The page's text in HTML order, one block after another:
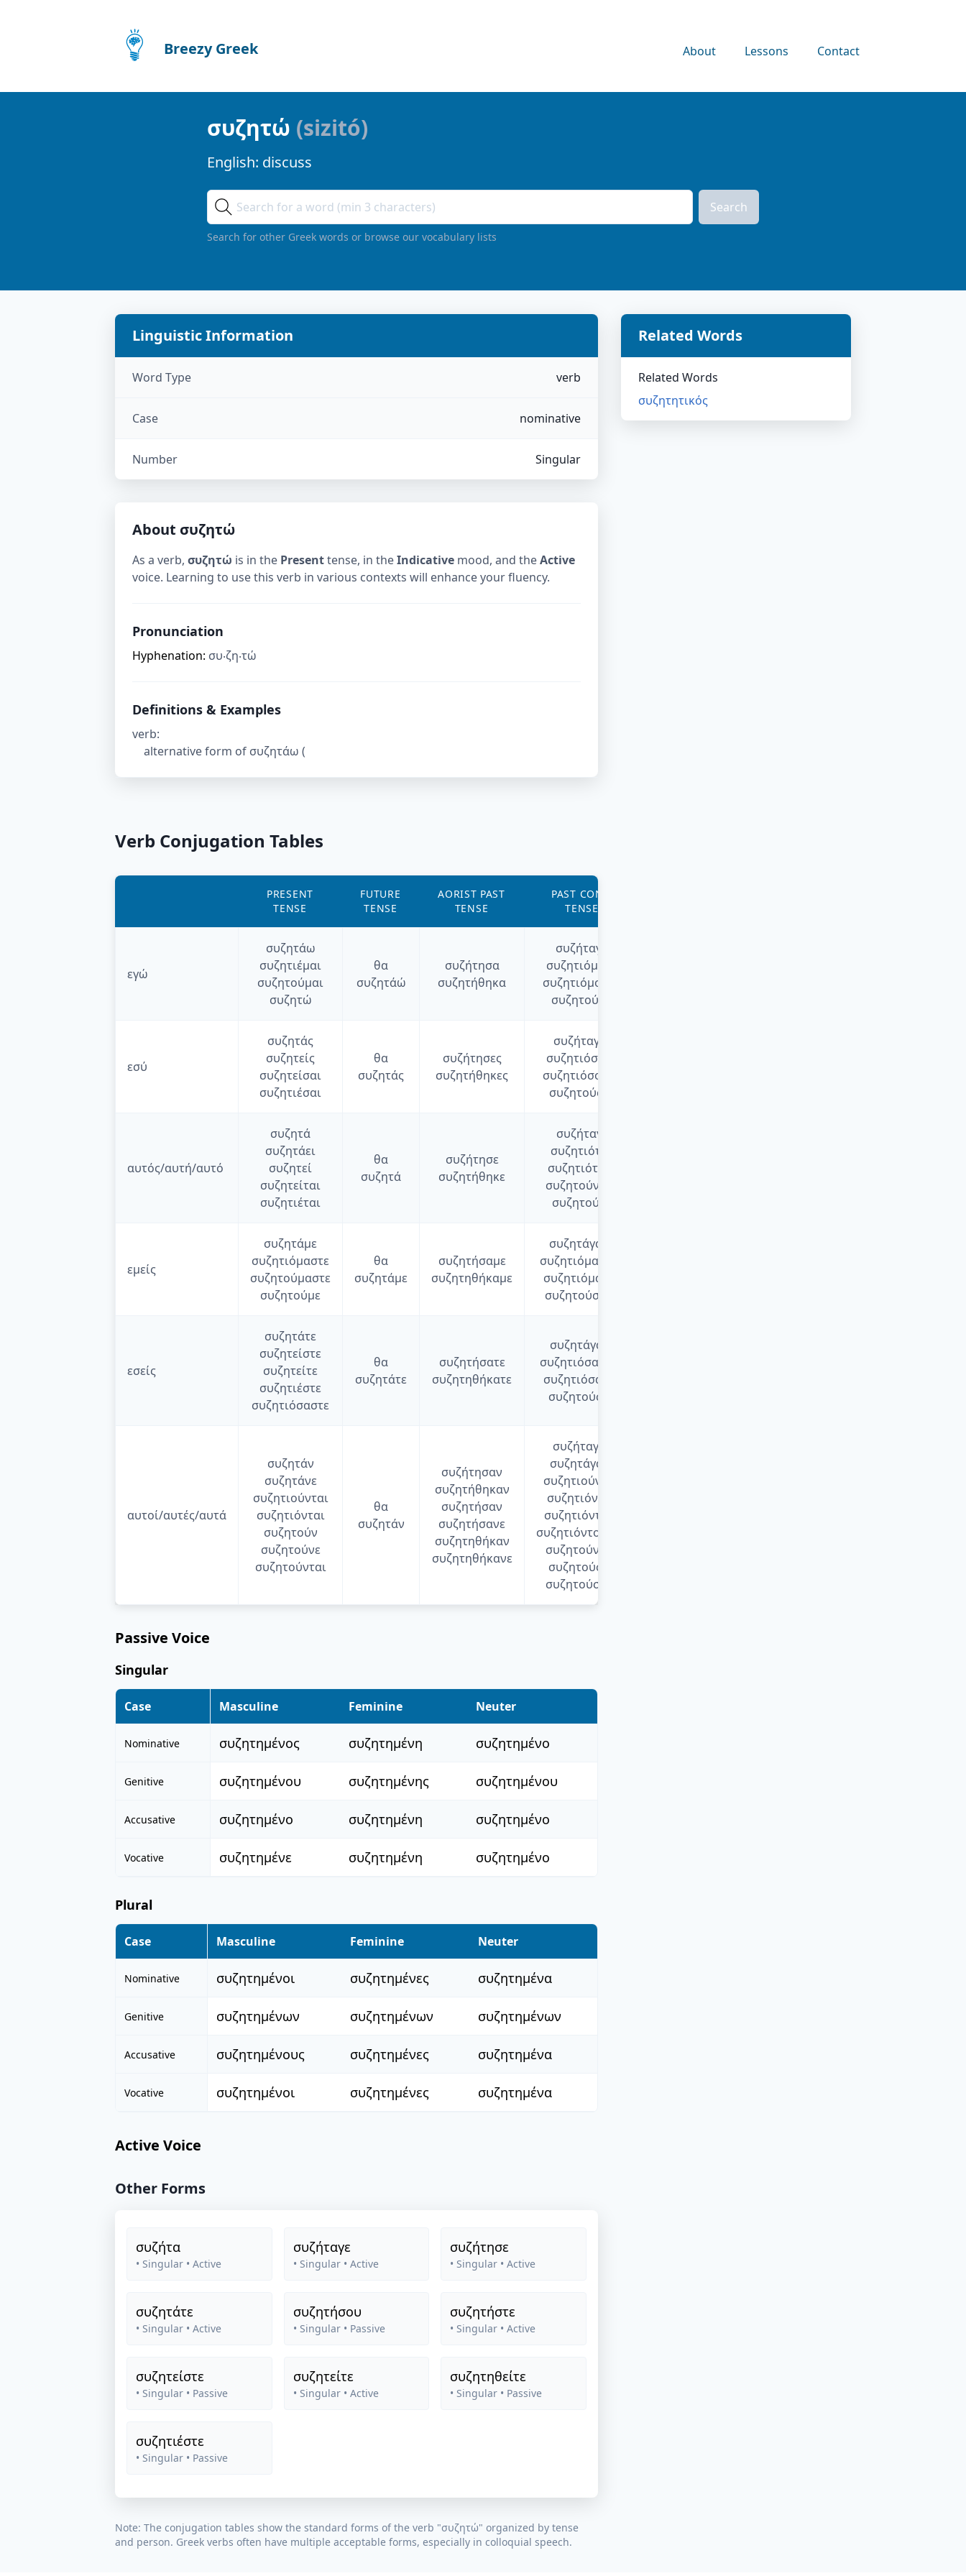
Breezy Greek About Lessons Contact
συζητώ (sizitó)
English: discuss
Search
Search for other Greek words or browse our vocabulary lists
Linguistic Information
Word Type verb
Case nominative
Number Singular
About συζητώ
As a verb, συζητώ is in the Presenttense, in theIndicative mood, and theActive
voice. Learning to use this verb in various contexts will enhance your fluency.
Pronunciation
Hyphenation: συ‧ζη‧τώ
Definitions & Examples
verb:
alternative form of συζητάω (
Verb Conjugation Tables
PRESENT
TENSE
FUTURE
TENSE
AORIST PAST
TENSE
PAST CONT.
TENSE
εγώ
συζητάω
συζητιέμαι
συζητούμαι
συζητώ
θα
συζητάώ
συζήτησα
συζητήθηκα
συζήταγα
συζητιόμουν
συζητιόμουνα
συζητούσα
εσύ
συζητάς
συζητείς
συζητείσαι
συζητιέσαι
θα
συζητάς
συζήτησες
συζητήθηκες
συζήταγες
συζητιόσουν
συζητιόσουνα
συζητούσες
αυτός/αυτή/αυτό
συζητά
συζητάει
συζητεί
συζητείται
συζητιέται
θα
συζητά
συζήτησε
συζητήθηκε
συζήταγε
συζητιόταν
συζητιότανε
συζητούνταν
συζητούσε
εμείς
συζητάμε
συζητιόμαστε
συζητούμαστε
συζητούμε
θα
συζητάμε
συζητήσαμε
συζητηθήκαμε
συζητάγαμε
συζητιόμασταν
συζητιόμαστε
συζητούσαμε
εσείς
συζητάτε
συζητείστε
συζητείτε
συζητιέστε
συζητιόσαστε
θα
συζητάτε
συζητήσατε
συζητηθήκατε
συζητάγατε
συζητιόσασταν
συζητιόσαστε
συζητούσαν
αυτοί/αυτές/αυτά
συζητάν
συζητάνε
συζητιούνται
συζητιόνται
συζητούν
συζητούνε
συζητούνται
θα
συζητάν
συζήτησαν
συζητήθηκαν
συζητήσαν
συζητήσανε
συζητηθήκαν
συζητηθήκανε
συζήταγαν
συζητάγανε
συζητιούνταν
συζητιόνταν
συζητιόντανε
συζητιόντουσαν
συζητούνταν
συζητούσαν
συζητούσανε
Passive Voice
Singular
Case Masculine Feminine Neuter
Nominative συζητημένος συζητημένη συζητημένο
Genitive συζητημένου συζητημένης συζητημένου
Accusative συζητημένο συζητημένη συζητημένο
Vocative συζητημένε συζητημένη συζητημένο
Plural
Case Masculine Feminine Neuter
Nominative συζητημένοι συζητημένες συζητημένα
Genitive συζητημένων συζητημένων συζητημένων
Accusative συζητημένους συζητημένες συζητημένα
Vocative συζητημένοι συζητημένες συζητημένα
Active Voice
Other Forms
συζήτα
• Singular • Active
συζήταγε
• Singular• Active
συζήτησε
• Singular • Active
συζητάτε
• Singular • Active
συζητήσου
• Singular• Passive
συζητήστε
• Singular • Active
συζητείστε
• Singular • Passive
συζητείτε
• Singular• Active
συζητηθείτε
• Singular • Passive
συζητιέστε
• Singular • Passive
Note: The conjugation tables show the standard forms of the verb "συζητώ" organized by tense
and person. Greek verbs often have multiple acceptable forms, especially in colloquial speech.
Related Words
Related Words
συζητητικός